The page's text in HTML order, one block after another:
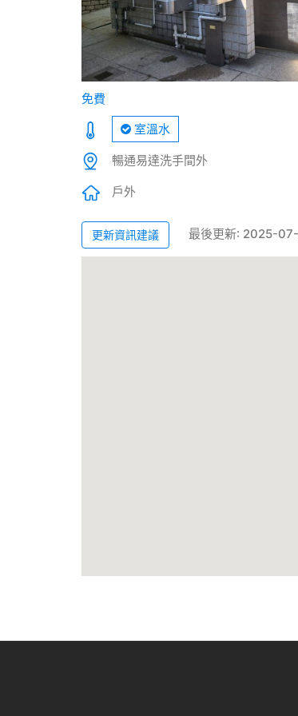
免費
室溫水
暢通易達洗手間外
戶外
更新資訊建議 最後更新: 2025-